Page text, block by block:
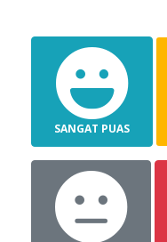
SANGAT PUAS